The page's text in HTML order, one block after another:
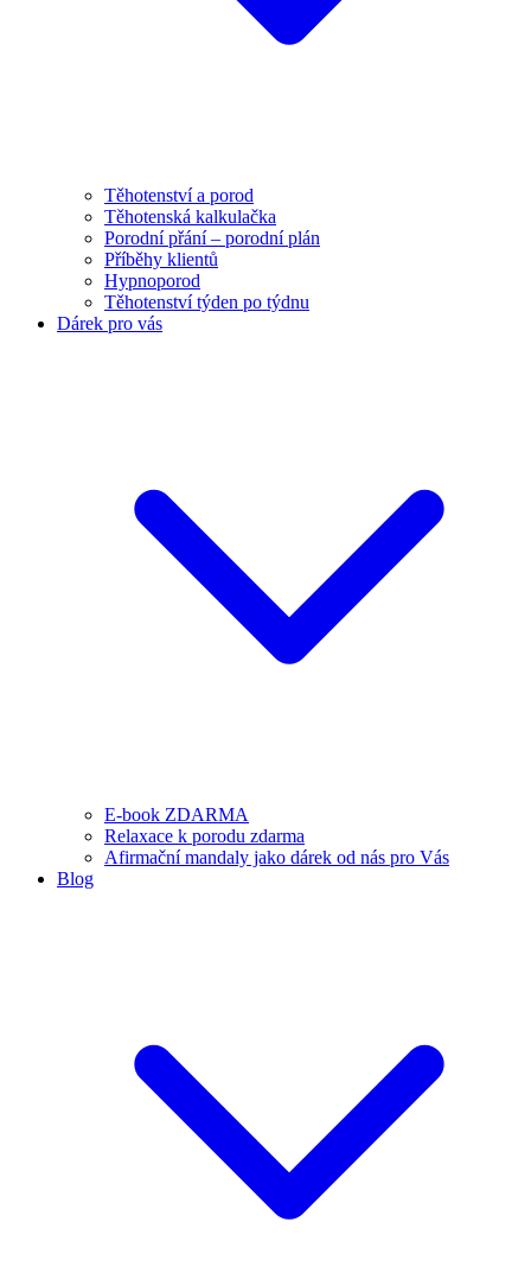
Těhotenství a porod
Těhotenská kalkulačka
Porodní přání – porodní plán
Příběhy klientů
Hypnoporod
Těhotenství týden po týdnu
Dárek pro vás
E-book ZDARMA
Relaxace k porodu zdarma
Afirmační mandaly jako dárek od nás pro Vás
Blog